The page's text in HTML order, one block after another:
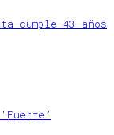
cumple 43 años